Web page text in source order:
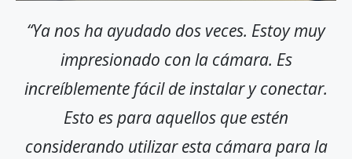
“Ya nos ha ayudado dos veces. Estoy muy
impresionado con la cámara. Es
increíblemente fácil de instalar y conectar.
Esto es para aquellos que estén
considerando utilizar esta cámara para la